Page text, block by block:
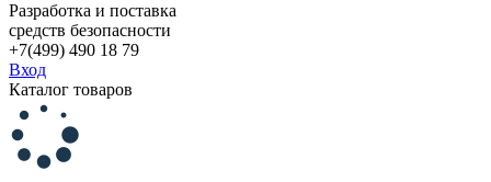
Разработка и поставка
средств безопасности
+7(499) 490 18 79
Вход
Каталог товаров